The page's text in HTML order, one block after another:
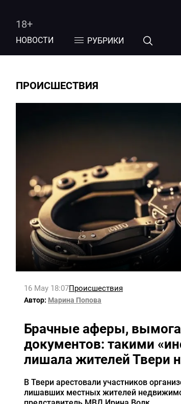
18+
НОВОСТИ РУБРИКИ
ПРОИСШЕСТВИЯ
16 May 18:07Происшествия
Автор: Марина Попова
Брачные аферы,
документов: такими
лишала жителей Твери
В Твери арестовали участников
лишавших местных жителей